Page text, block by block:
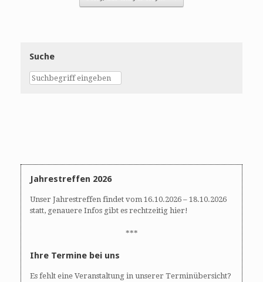
Suche
Jahrestreffen 2026
Unser Jahrestreffen findet vom 16.10.2026 – 18.10.2026
statt, genauere Infos gibt es rechtzeitig hier!
***
Ihre Termine bei uns
Es fehlt eine Veranstaltung in unserer Terminübersicht?